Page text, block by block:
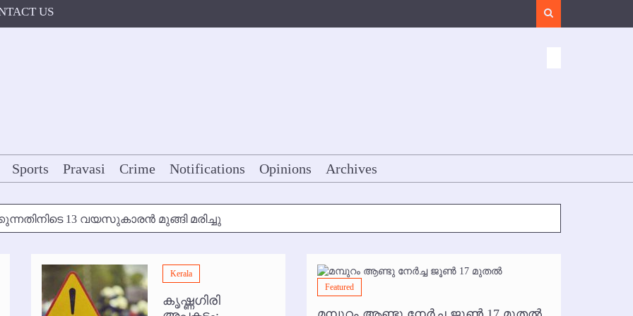
US
Sports Pravasi Crime Notifications Opinions Archives
13 വയസുകാരന്‍ മുങ്ങി മരിച്ചു
മുതല്‍
ഇല്ല
Kerala
കൃഷ്ണഗിരി
Featured